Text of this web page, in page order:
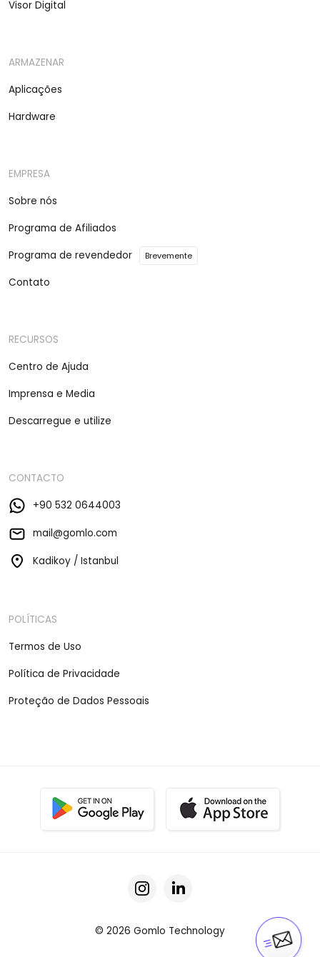
Visor Digital
ARMAZENAR
Aplicações
Hardware
EMPRESA
Sobre nós
Programa de Afiliados
Programa de revendedor
Brevemente
Contato
RECURSOS
Centro de Ajuda
Imprensa e Media
Descarregue e utilize
CONTACTO
+90 532 0644003
mail@gomlo.com
Kadikoy / Istanbul
POLÍTICAS
Termos de Uso
Política de Privacidade
Proteção de Dados Pessoais
© 2026 Gomlo Technology